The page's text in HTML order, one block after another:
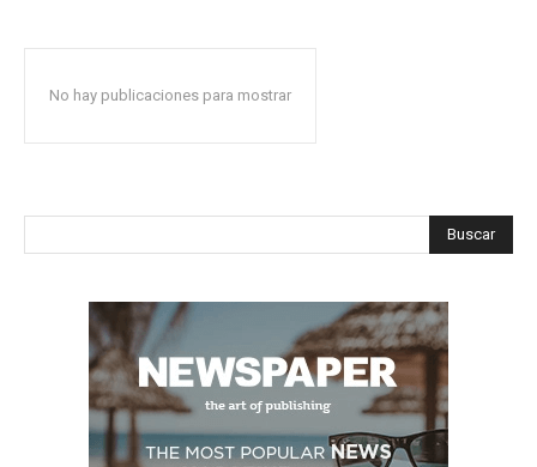
No hay publicaciones para mostrar
Buscar